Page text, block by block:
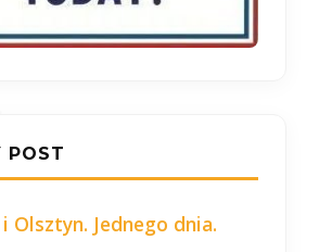
POST
Olsztyn. Jednego dnia.